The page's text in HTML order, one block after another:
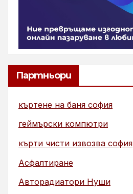
Партньори
къртене на баня софия
геймърски компютри
кърти чисти извозва софия
Асфалтиране
Авторадиатори Нуши